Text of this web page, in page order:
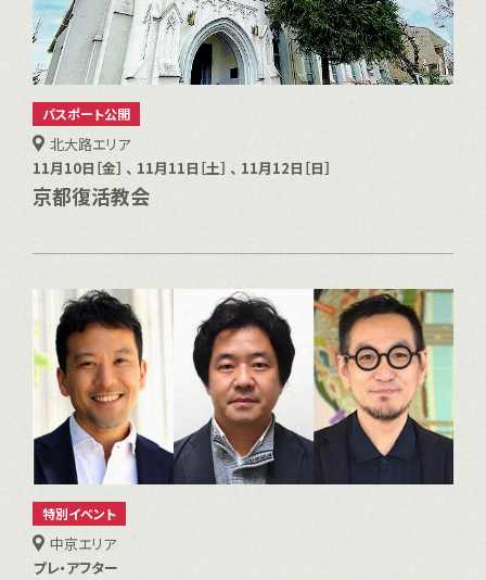
パスポート公開
北大路エリア
11月10日［金］ 、 11月11日［土］ 、 11月12日［日］
京都復活教会
特別イベント
中京エリア
プレ・アフター